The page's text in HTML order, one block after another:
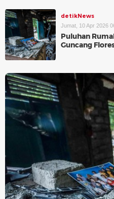
detikNews
Jumat, 10 Apr 2026
Puluhan
Guncang